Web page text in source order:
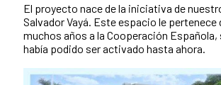
El proyecto nace de la iniciativa de
Salvador Vayá. Este espacio le pertenece
muchos años a la Cooperación Española,
había podido ser activado hasta ahora.